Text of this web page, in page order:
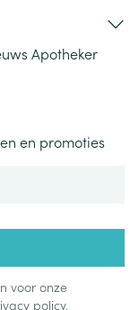
Apotheker
en promoties
voor onze
policy.